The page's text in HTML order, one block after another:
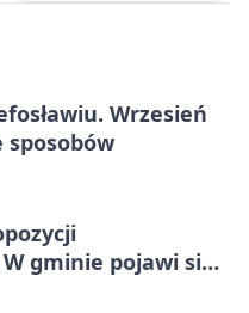
Wrzesień
sposobów
gminie pojawi się